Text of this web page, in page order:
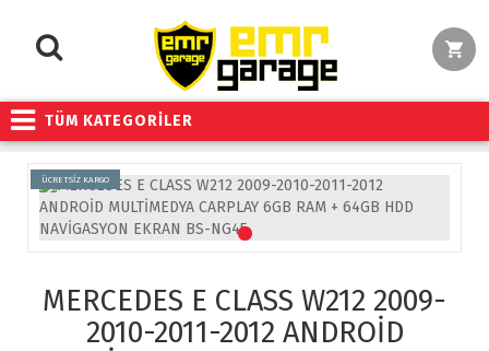
TÜM KATEGORİLER
ÜCRETSİZ KARGO
MERCEDES E CLASS W212 2009-
2010-2011-2012 ANDROİD